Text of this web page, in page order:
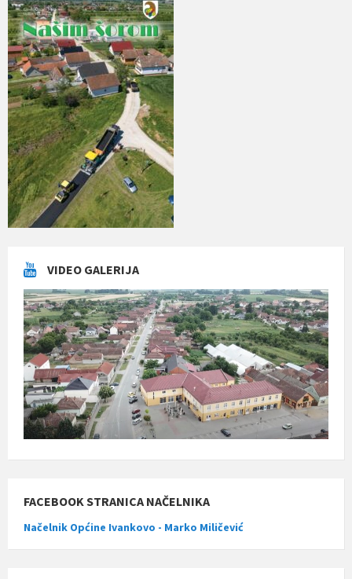
VIDEO GALERIJA
FACEBOOK STRANICA NAČELNIKA
Načelnik Općine Ivankovo - Marko Miličević